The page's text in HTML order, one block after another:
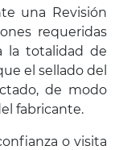
una Revisión
requeridas
la totalidad de
el sellado del
de modo
fabricante.
o visita